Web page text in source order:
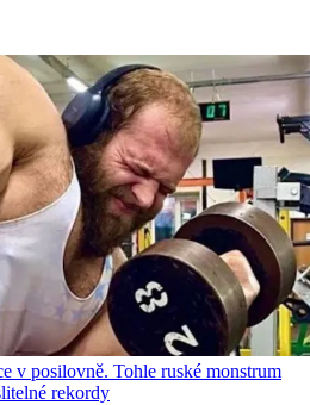
v posilovně. Tohle ruské monstrum
rekordy